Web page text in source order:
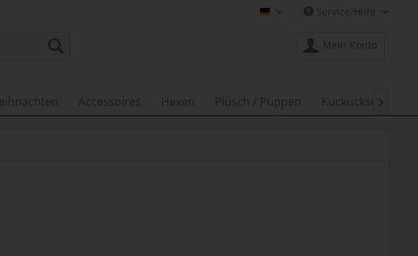
Shop Creation Gross DE
Service/Hilfe
Mein Konto
Accessoires Hexen Plüsch / Puppen Kuckucksuhren
